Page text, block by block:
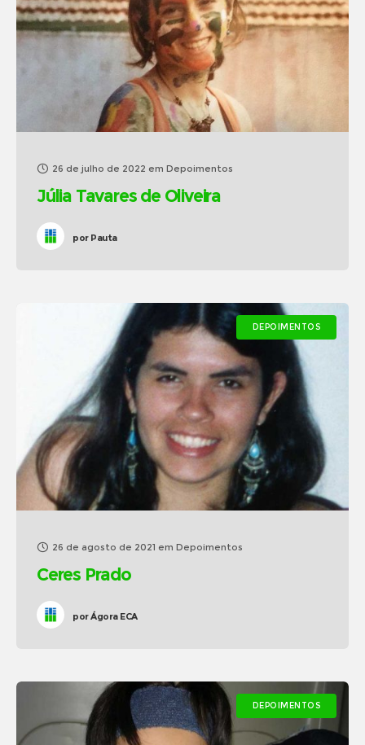
26 de julho de 2022 em Depoimentos
Júlia Tavares de Oliveira
porPauta
DEPOIMENTOS
26 de agosto de 2021 em Depoimentos
Ceres Prado
porÁgora ECA
DEPOIMENTOS